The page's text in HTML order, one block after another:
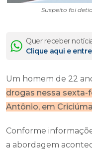
Suspeito foi
Quer receber
Clique aqui e
Um homem de 22
drogas nessa sexta-
Antônio, em
Conforme
a abordagem